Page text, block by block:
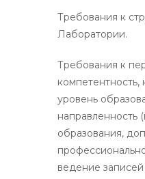
Требования к
Лаборатории.
Требования к
компетентность,
уровень
направленность
образования,
ведение